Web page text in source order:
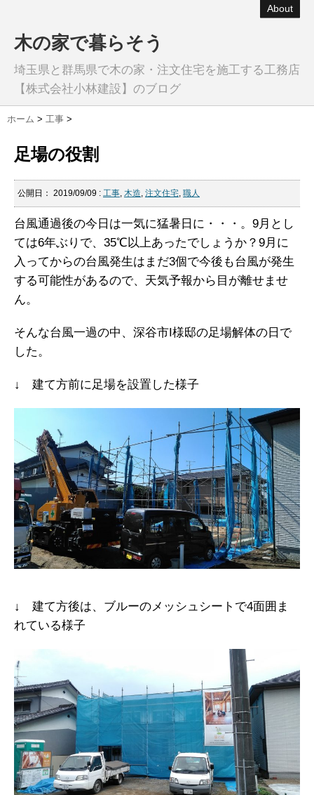
About
木の家で暮らそう
埼玉県と群馬県で木の家・注文住宅を施工する工務店
【株式会社小林建設】のブログ
ホーム > 工事 >
足場の役割
公開日： 2019/09/09 : 工事, 木造, 注文住宅, 職人
台風通過後の今日は一気に猛暑日に・・・。9月とし
ては6年ぶりで、35℃以上あったでしょうか？9月に
入ってからの台風発生はまだ3個で今後も台風が発生
する可能性があるので、天気予報から目が離せませ
ん。
そんな台風一過の中、深谷市I様邸の足場解体の日で
した。
↓ 建て方前に足場を設置した様子
↓ 建て方後は、ブルーのメッシュシートで4面囲ま
れている様子